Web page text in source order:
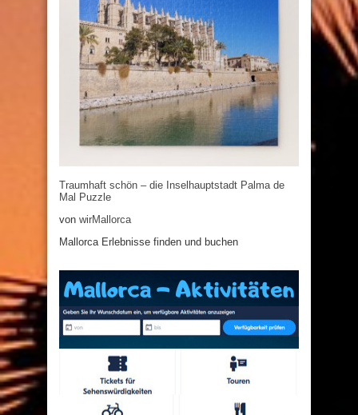
Traumhaft schön – die Inselhauptstadt Palma de
Mal Puzzle
von wirMallorca
Mallorca Erlebnisse finden und buchen